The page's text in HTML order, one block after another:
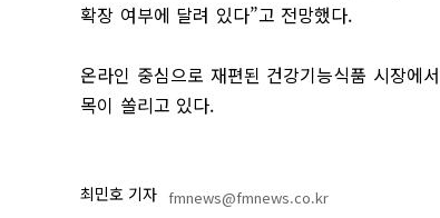
확장 여부에 달려 있다”고 전망했다.
온라인 중심으로 재편된 건강기능식품 시장에
목이 쏠리고 있다.
최민호 기자 fmnews@fmnews.co.kr